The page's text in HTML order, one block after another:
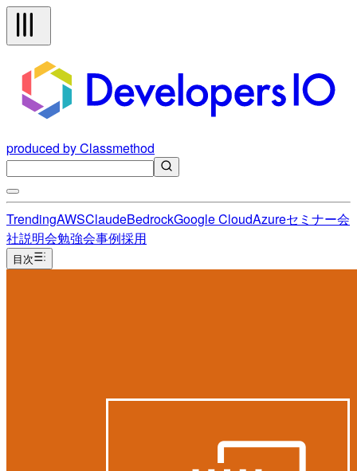
produced by Classmethod
TrendingAWSClaudeBedrockGoogle CloudAzureセミナー会
社説明会勉強会事例採用
目次